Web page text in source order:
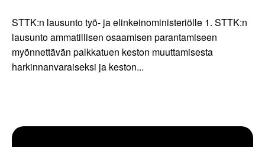
STTK:n lausunto työ- ja elinkeinoministeriölle 1. STTK:n
lausunto ammatillisen osaamisen parantamiseen
myönnettävän palkkatuen keston muuttamisesta
harkinnanvaraiseksi ja keston...